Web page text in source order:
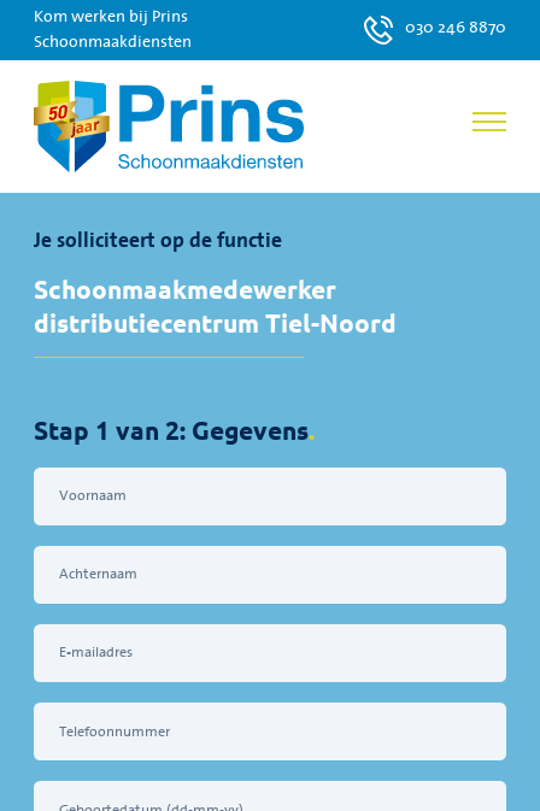
Kom werken bij Prins
Schoonmaakdiensten
030 246 8870
Je solliciteert op de functie
Schoonmaakmedewerker
distributiecentrum Tiel-Noord
Stap 1 van 2: Gegevens.